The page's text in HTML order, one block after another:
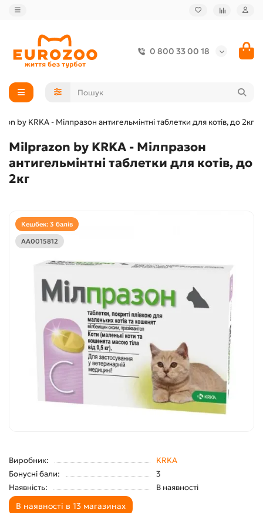
0 800 33 00 18
by KRKA - Мілпразон антигельмінтні таблетки для котів, до 2кг
Milprazon by KRKA - Мілпразон
антигельмінтні таблетки для котів, до
2кг
Кешбек: 3 балів
АА0015812
Виробник:
KRKA
Бонусні бали:
3
Наявність:
В наявності
В наявності в 13 магазинах